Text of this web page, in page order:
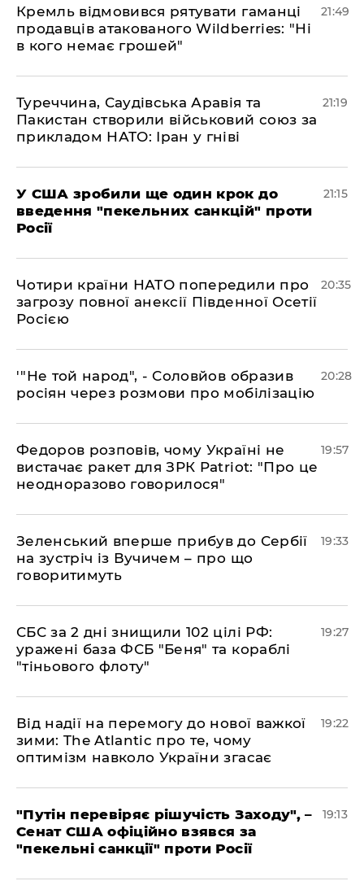
​Кремль відмовився рятувати гаманці
продавців атакованого Wildberries: "Ні
в кого немає грошей"
21:49
​Туреччина, Саудівська Аравія та
Пакистан створили військовий союз за
прикладом НАТО: Іран у гніві
21:19
​У США зробили ще один крок до
введення "пекельних санкцій" проти
Росії
21:15
​Чотири країни НАТО попередили про
загрозу повної анексії Південної Осетії
Росією
20:35
​'"Не той народ", - Соловйов образив
росіян через розмови про мобілізацію
20:28
​Федоров розповів, чому Україні не
вистачає ракет для ЗРК Patriot: "Про це
неодноразово говорилося"
19:57
​Зеленський вперше прибув до Сербії
на зустріч із Вучичем – про що
говоритимуть
19:33
​СБС за 2 дні знищили 102 цілі РФ:
уражені база ФСБ "Беня" та кораблі
"тіньового флоту"
19:27
​Від надії на перемогу до нової важкої
зими: The Atlantic про те, чому
оптимізм навколо України згасає
19:22
​"Путін перевіряє рішучість Заходу", –
Сенат США офіційно взявся за
"пекельні санкції" проти Росії
19:13